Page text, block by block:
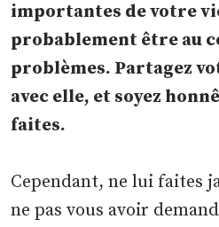
importantes de votre
probablement être au
problèmes. Partagez
avec elle, et soyez
faites.
Cependant, ne lui faites
ne pas vous avoir